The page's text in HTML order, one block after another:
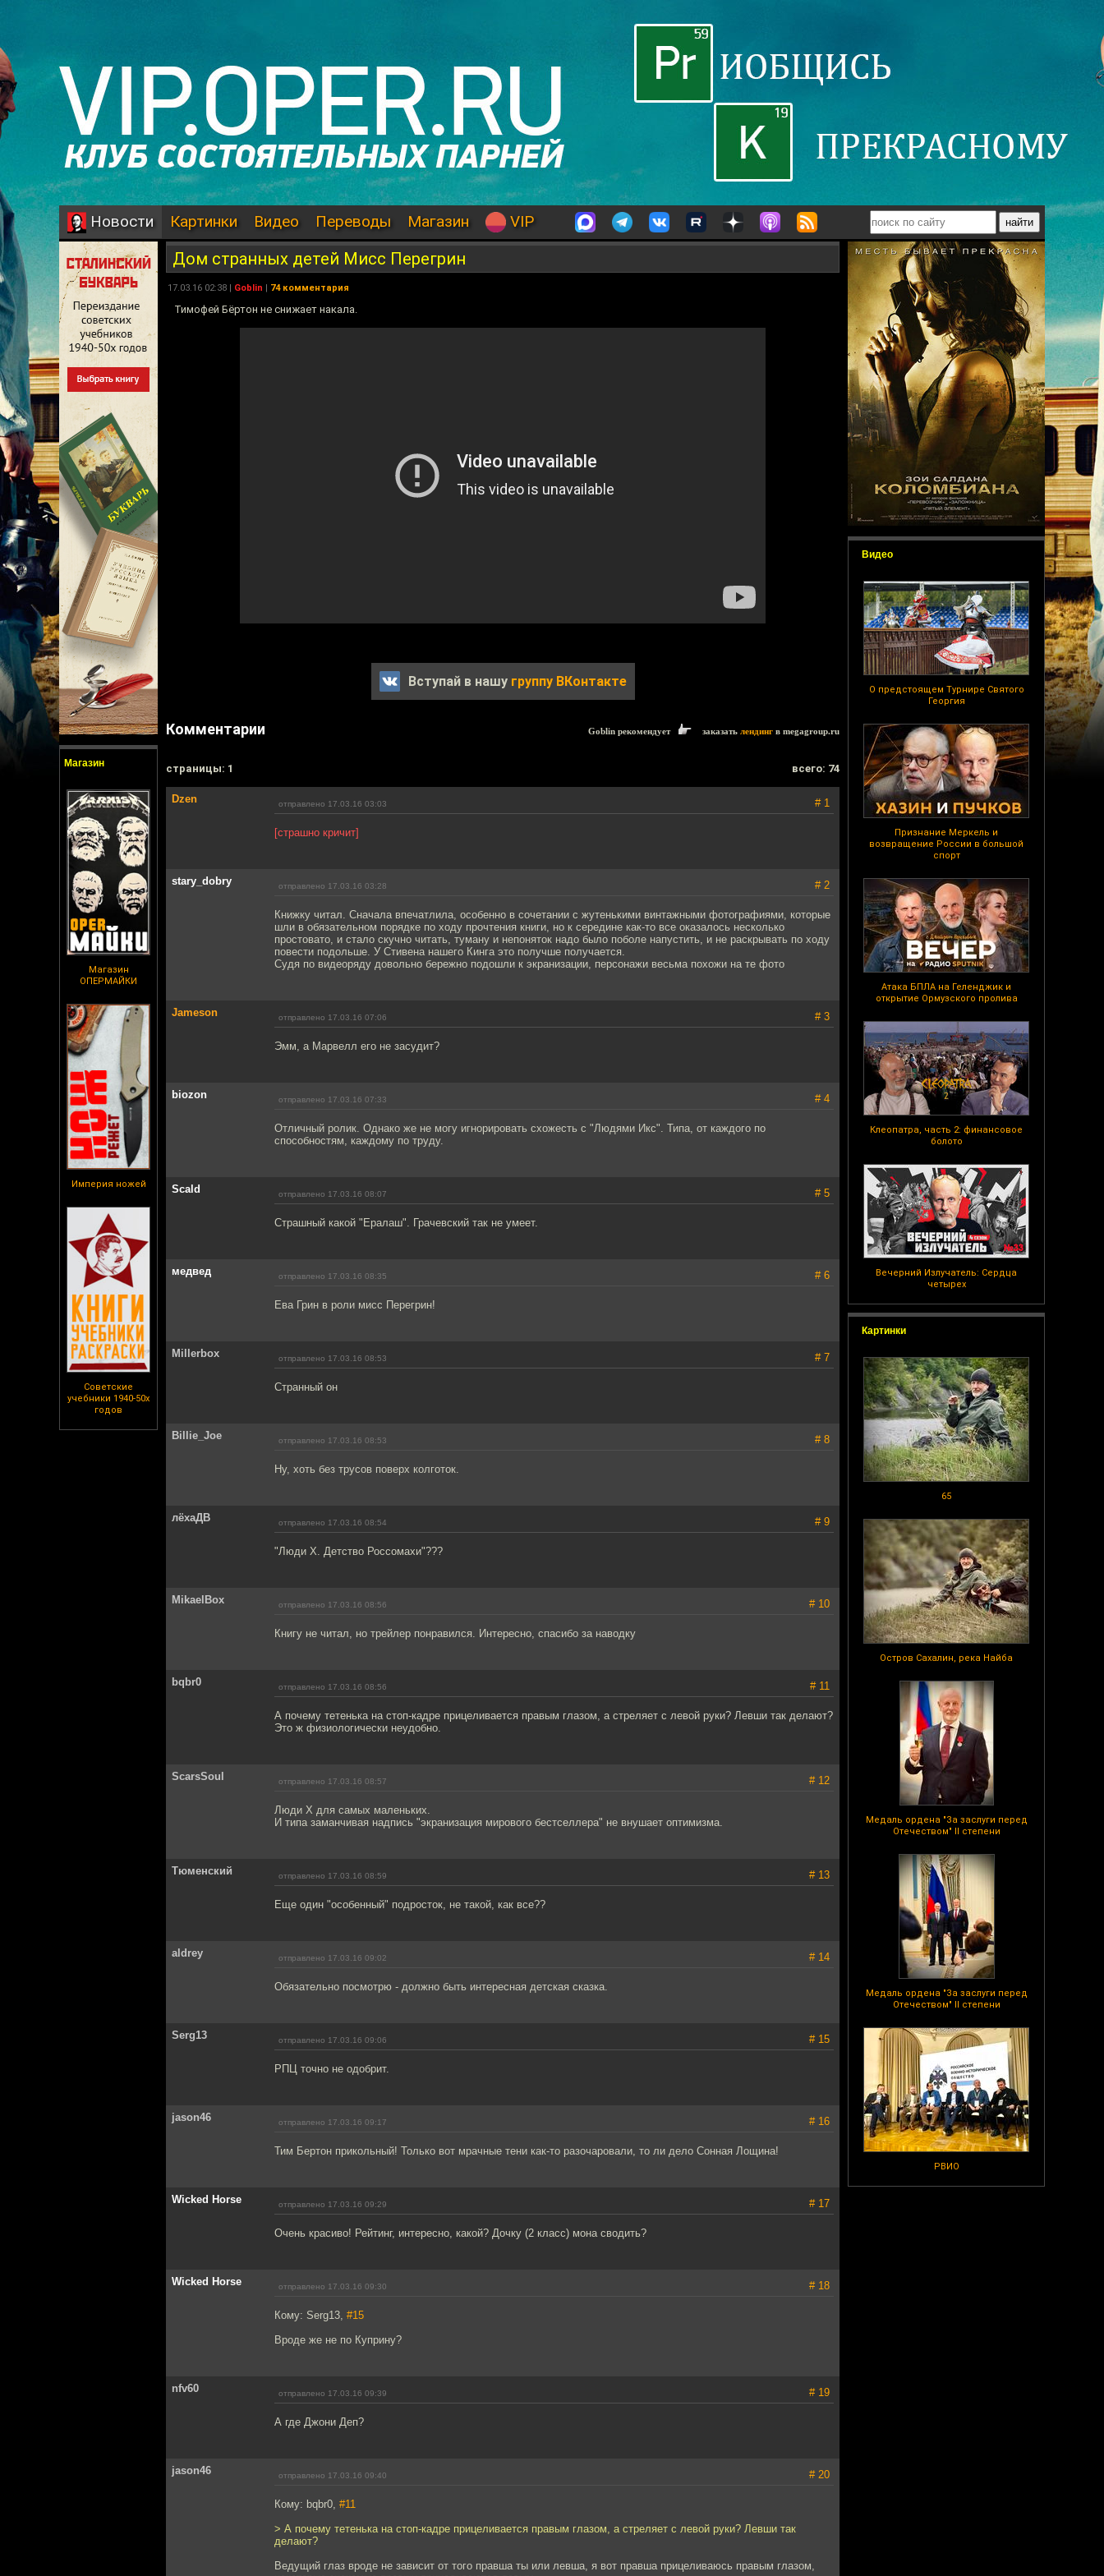
Новости Картинки Видео Переводы Магазин VIP
Магазин
Магазин
ОПЕРМАЙКИ
Империя ножей
Советские
учебники 1940-50х
годов
Видео
О предстоящем Турнире Святого
Георгия
Признание Меркель и
возвращение России в большой
спорт
Атака БПЛА на Геленджик и
открытие Ормузского пролива
Клеопатра, часть 2: финансовое
болото
Вечерний Излучатель: Сердца
четырех
Картинки
65
Остров Сахалин, река Найба
Медаль ордена "За заслуги перед
Отечеством" II степени
Медаль ордена "За заслуги перед
Отечеством" II степени
РВИО
Дом странных детей Мисс Перегрин
17.03.16 02:38 | Goblin | 74 комментария
Тимофей Бёртон не снижает накала.
Вступай в нашу группу ВКонтакте
Комментарии Goblin рекомендует заказать лендинг в megagroup.ru
cтраницы: 1 всего: 74
Dzen отправлено 17.03.16 03:03 # 1
[страшно кричит]
stary_dobry отправлено 17.03.16 03:28 # 2
Книжку читал. Сначала впечатлила, особенно в сочетании с жутенькими винтажными фотографиями, которые
шли в обязательном порядке по ходу прочтения книги, но к середине как-то все оказалось несколько
простовато, и стало скучно читать, туману и непоняток надо было поболе напустить, и не раскрывать по ходу
повести подольше. У Стивена нашего Кинга это получше получается.
Судя по видеоряду довольно бережно подошли к экранизации, персонажи весьма похожи на те фото
Jameson отправлено 17.03.16 07:06 # 3
Эмм, а Марвелл его не засудит?
biozon отправлено 17.03.16 07:33 # 4
Отличный ролик. Однако же не могу игнорировать схожесть с "Людями Икс". Типа, от каждого по
способностям, каждому по труду.
Scald отправлено 17.03.16 08:07 # 5
Страшный какой "Ералаш". Грачевский так не умеет.
медвед отправлено 17.03.16 08:35 # 6
Ева Грин в роли мисс Перегрин!
Millerbox отправлено 17.03.16 08:53 # 7
Странный он
Billie_Joe отправлено 17.03.16 08:53 # 8
Ну, хоть без трусов поверх колготок.
лёхаДВ отправлено 17.03.16 08:54 # 9
"Люди Х. Детство Россомахи"???
MikaelBox отправлено 17.03.16 08:56 # 10
Книгу не читал, но трейлер понравился. Интересно, спасибо за наводку
bqbr0 отправлено 17.03.16 08:56 # 11
А почему тетенька на стоп-кадре прицеливается правым глазом, а стреляет с левой руки? Левши так делают?
Это ж физиологически неудобно.
ScarsSoul отправлено 17.03.16 08:57 # 12
Люди Х для самых маленьких.
И типа заманчивая надпись "экранизация мирового бестселлера" не внушает оптимизма.
Тюменский отправлено 17.03.16 08:59 # 13
Еще один "особенный" подросток, не такой, как все??
aldrey отправлено 17.03.16 09:02 # 14
Обязательно посмотрю - должно быть интересная детская сказка.
Serg13 отправлено 17.03.16 09:06 # 15
РПЦ точно не одобрит.
jason46 отправлено 17.03.16 09:17 # 16
Тим Бертон прикольный! Только вот мрачные тени как-то разочаровали, то ли дело Сонная Лощина!
Wicked Horse отправлено 17.03.16 09:29 # 17
Очень красиво! Рейтинг, интересно, какой? Дочку (2 класс) мона сводить?
Wicked Horse отправлено 17.03.16 09:30 # 18
Кому: Serg13, #15
Вроде же не по Куприну?
nfv60 отправлено 17.03.16 09:39 # 19
А где Джони Деп?
jason46 отправлено 17.03.16 09:40 # 20
Кому: bqbr0, #11
> А почему тетенька на стоп-кадре прицеливается правым глазом, а стреляет с левой руки? Левши так
делают?
Ведущий глаз вроде не зависит от того правша ты или левша, я вот правша прицеливаюсь правым глазом,